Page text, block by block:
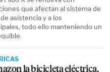
que afectan al sistema de
asistencia y a los
todo ello manteniendo un
la bicicleta eléctrica,